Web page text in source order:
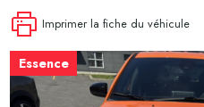
Imprimer la fiche du véhicule
Essence